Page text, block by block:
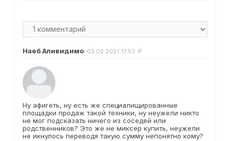
Наеб Аливидимо 03.02.2021 17:53 #
Ну афигеть, ну есть же специалищированные
площадки продаж такой техники, ну неужели никто
не мог подсказать ничего из соседей или
родственников? Это же не миксер купить, неужели
не икнулось переводя такую сумму непонятно кому?